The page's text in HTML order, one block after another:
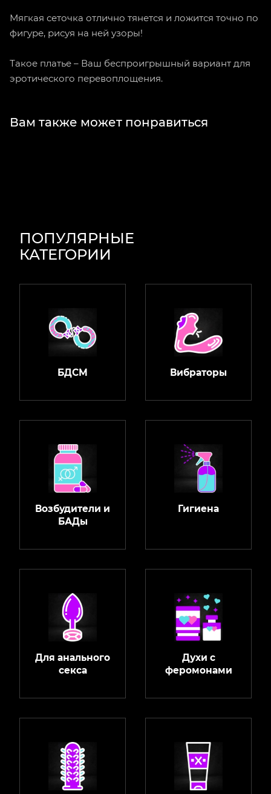
Мягкая сеточка отлично тянется и ложится точно по
фигуре, рисуя на ней узоры!
Такое платье – Ваш беспроигрышный вариант для
эротического перевоплощения.
Вам также может понравиться
ПОПУЛЯРНЫЕ
КАТЕГОРИИ
БДСМ Вибраторы
Возбудители и
БАДы
Гигиена
Для анального
секса
Духи с
феромонами